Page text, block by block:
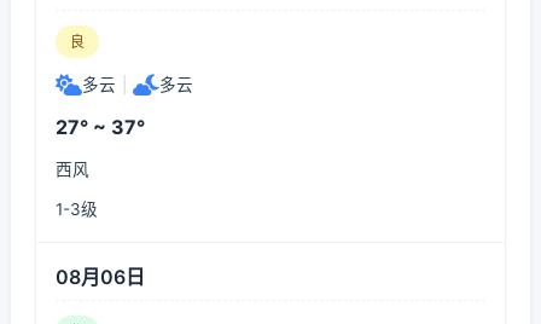
良
多云 多云
27° ~ 37°
西风
1-3级
08月06日